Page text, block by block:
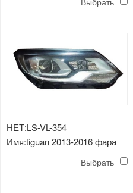
НЕТ:LS-VL-354
Имя:tiguan 2013-2016 фара
Выбрать